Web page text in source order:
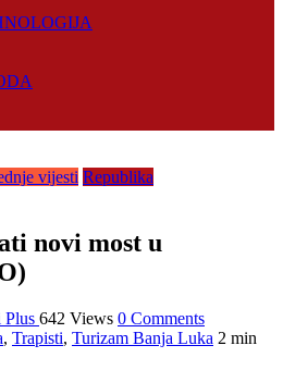
vijesti Republika
novi most u
Plus 642 Views 0 Comments
, Trapisti, Turizam Banja Luka 2 min